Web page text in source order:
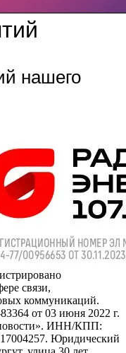
нашего
связи,
коммуникаций.
от 03 июня 2022 г.
ИНН/КПП:
Юридический